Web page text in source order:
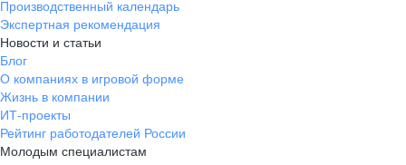
Производственный календарь
Экспертная рекомендация
Новости и статьи
Блог
О компаниях в игровой форме
Жизнь в компании
ИТ-проекты
Рейтинг работодателей России
Молодым специалистам